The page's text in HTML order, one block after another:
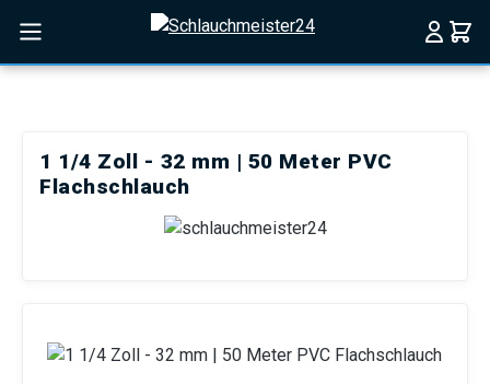
Zum Hauptinhalt springen
1 1/4 Zoll - 32 mm | 50 Meter PVC
Flachschlauch